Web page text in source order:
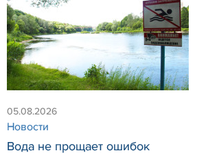
05.08.2026
Новости
Вода не прощает ошибок